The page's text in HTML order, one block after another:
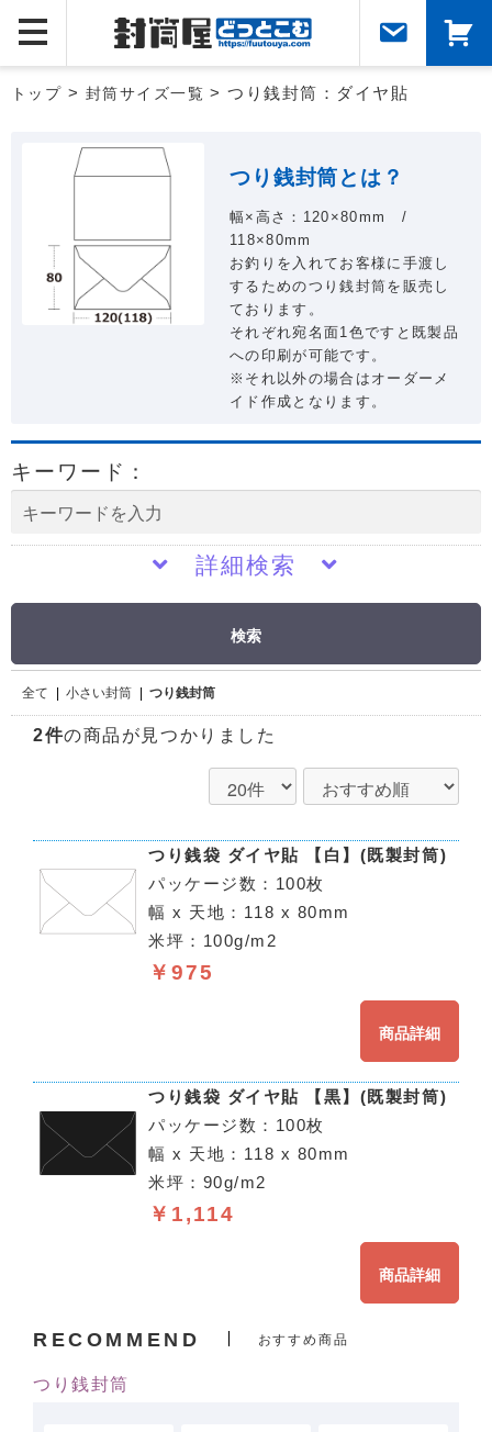
トップ > 封筒サイズ一覧 > つり銭封筒：ダイヤ貼
つり銭封筒とは？
幅×高さ：120×80mm /
118×80mm
お釣りを入れてお客様に手渡し
するためのつり銭封筒を販売し
ております。
それぞれ宛名面1色ですと既製品
への印刷が可能です。
※それ以外の場合はオーダーメ
イド作成となります。
キーワード：
詳細検索
検索
全て 小さい封筒 つり銭封筒
2件の商品が見つかりました
つり銭袋 ダイヤ貼 【白】(既製封筒)
パッケージ数：100枚
幅 x 天地：118 x 80mm
米坪：100g/m2
￥975
商品詳細
つり銭袋 ダイヤ貼 【黒】(既製封筒)
パッケージ数：100枚
幅 x 天地：118 x 80mm
米坪：90g/m2
￥1,114
商品詳細
RECOMMEND おすすめ商品
つり銭封筒